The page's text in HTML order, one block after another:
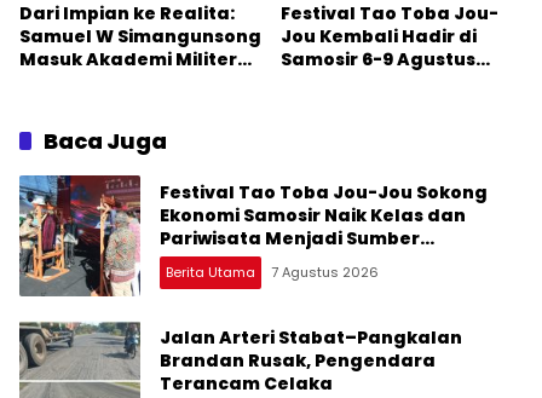
Dari Impian ke Realita:
Samuel W Simangunsong
Masuk Akademi Militer
Festival Tao Toba Jou-
Jou Kembali Hadir di
Samosir 6-9 Agustus
Baca Juga
Festival Tao Toba Jou-Jou Sokong
Ekonomi Samosir Naik Kelas dan
Pariwisata Menjadi Sumber
Pertumbuhan Ekonomi Baru
Berita Utama 7 Agustus 2026
Jalan Arteri Stabat–Pangkalan
Brandan Rusak, Pengendara
Terancam Celaka